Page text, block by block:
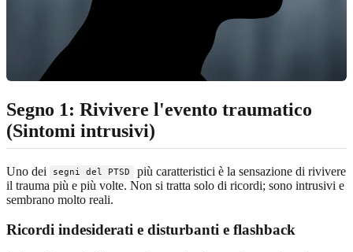
Segno 1: Rivivere l'evento traumatico
(Sintomi intrusivi)
Uno dei segni del PTSD
più caratteristici è la sensazione di rivivere
il trauma più e più volte. Non si tratta solo di ricordi; sono intrusivi e
sembrano molto reali.
Ricordi indesiderati e disturbanti e flashback